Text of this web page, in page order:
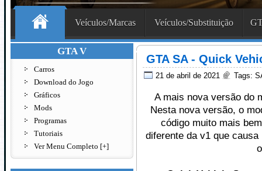
Veículos/Marcas Veículos/Substituição
GTA V
Carros
Download do Jogo
Gráficos
Mods
Programas
Tutoriais
Ver Menu Completo [+]
GTA SA - Quick
21 de abril de 2021 Tags:
A mais nova versão do
Nesta nova versão, o
código muito mais
diferente da v1 que causa